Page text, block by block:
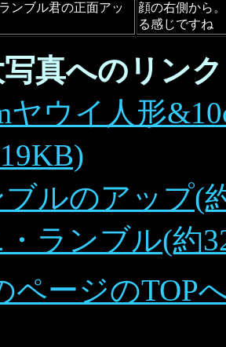
ンブル君の正面アッ
顔の右側から
る感じですね
真へのリン
ヤウイ人形
ブルのアップ(
・ランブル(約
ページのTOP